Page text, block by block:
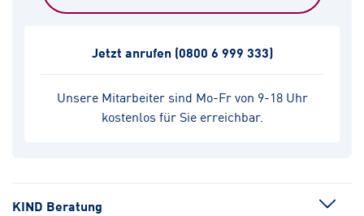
Unsere Mitarbeiter sind Mo-Fr von 9-18 Uhr
kostenlos für Sie erreichbar.
Jetzt anrufen (0800 6 999 333)
KIND Beratung